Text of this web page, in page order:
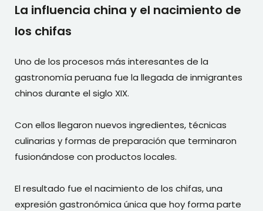
La influencia china y el nacimiento de
los chifas
Uno de los procesos más interesantes de la
gastronomía peruana fue la llegada de inmigrantes
chinos durante el siglo XIX.
Con ellos llegaron nuevos ingredientes, técnicas
culinarias y formas de preparación que terminaron
fusionándose con productos locales.
El resultado fue el nacimiento de los chifas, una
expresión gastronómica única que hoy forma parte